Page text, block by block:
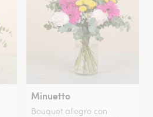
Minuetto
Bouquet allegro con